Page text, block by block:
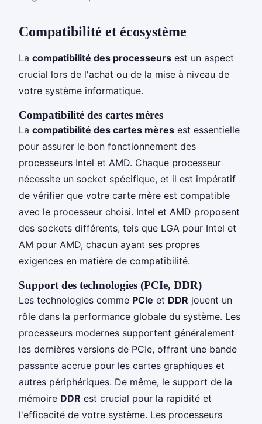
Compatibilité et écosystème
La compatibilité des processeurs est un aspect
crucial lors de l'achat ou de la mise à niveau de
votre système informatique.
Compatibilité des cartes mères
La compatibilité des cartes mères est essentielle
pour assurer le bon fonctionnement des
processeurs Intel et AMD. Chaque processeur
nécessite un socket spécifique, et il est impératif
de vérifier que votre carte mère est compatible
avec le processeur choisi. Intel et AMD proposent
des sockets différents, tels que LGA pour Intel et
AM pour AMD, chacun ayant ses propres
exigences en matière de compatibilité.
Support des technologies (PCIe, DDR)
Les technologies comme PCIe et DDR jouent un
rôle dans la performance globale du système. Les
processeurs modernes supportent généralement
les dernières versions de PCIe, offrant une bande
passante accrue pour les cartes graphiques et
autres périphériques. De même, le support de la
mémoire DDR est crucial pour la rapidité et
l'efficacité de votre système. Les processeurs